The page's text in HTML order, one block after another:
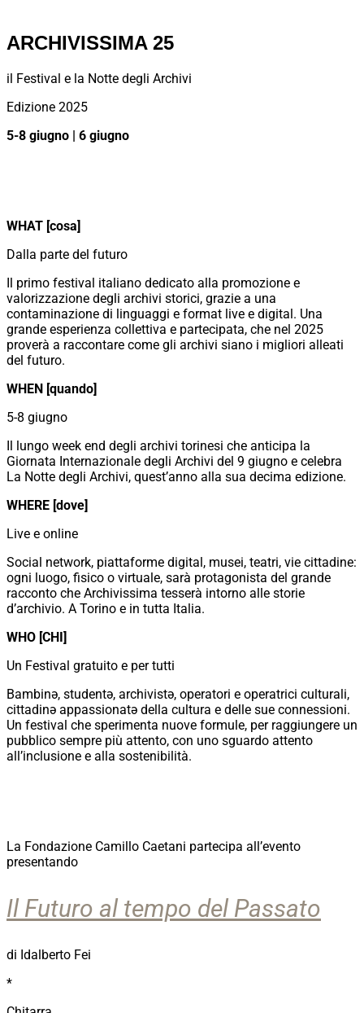
ARCHIVISSIMA 25
il Festival e la Notte degli Archivi
Edizione 2025
5-8 giugno | 6 giugno
WHAT [cosa]
Dalla parte del futuro
Il primo festival italiano dedicato alla promozione e
valorizzazione degli archivi storici, grazie a una
contaminazione di linguaggi e format live e digital. Una
grande esperienza collettiva e partecipata, che nel 2025
proverà a raccontare come gli archivi siano i migliori alleati
del futuro.
WHEN [quando]
5-8 giugno
Il lungo week end degli archivi torinesi che anticipa la
Giornata Internazionale degli Archivi del 9 giugno e celebra
La Notte degli Archivi, quest’anno alla sua decima edizione.
WHERE [dove]
Live e online
Social network, piattaforme digital, musei, teatri, vie cittadine:
ogni luogo, fisico o virtuale, sarà protagonista del grande
racconto che Archivissima tesserà intorno alle storie
d’archivio. A Torino e in tutta Italia.
WHO [CHI]
Un Festival gratuito e per tutti
Bambinə, studentə, archivistə, operatori e operatrici culturali,
cittadinə appassionatə della cultura e delle sue connessioni.
Un festival che sperimenta nuove formule, per raggiungere un
pubblico sempre più attento, con uno sguardo attento
all’inclusione e alla sostenibilità.
La Fondazione Camillo Caetani partecipa all’evento
presentando
Il Futuro al tempo del Passato
di Idalberto Fei
*